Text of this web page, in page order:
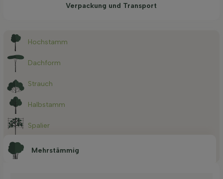
Verpackung und Transport
Mehrstämmig
Hochstamm
Dachform
Strauch
Halbstamm
Spalier